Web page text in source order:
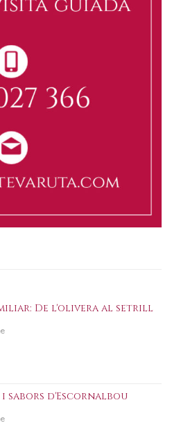
De l'olivera al setrill
sabors d'Escornalbou